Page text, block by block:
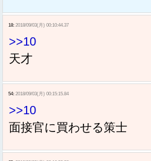
18: 2018/09/03(月) 00:10:44.37
>>10
天才
54: 2018/09/03(月) 00:15:15.84
>>10
面接官に買わせる策士